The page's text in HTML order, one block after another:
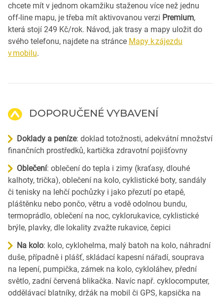
chcete mít v jednom okamžiku staženou více než jednu
off-line mapu, je třeba mít aktivovanou verzi Premium,
která stojí 249 Kč/rok. Návod, jak trasy a mapy uložit do
svého telefonu, najdete na stránce Mapy k zájezdu
v mobilu.
DOPORUČENÉ VYBAVENÍ
Doklady a peníze: doklad totožnosti, adekvátní množství
finančních prostředků, kartička zdravotní pojišťovny
Oblečení: oblečení do tepla i zimy (kraťasy, dlouhé
kalhoty, trička), oblečení na kolo, cyklistické boty, sandály
či tenisky na lehčí pochůzky i jako přezutí po etapě,
pláštěnku nebo pončo, větru a vodě odolnou bundu,
termoprádlo, oblečení na noc, cyklorukavice, cyklistické
brýle, plavky, dle lokality zvažte rukavice, čepici
Na kolo: kolo, cyklohelma, malý batoh na kolo, náhradní
duše, případně i plášť, skládací kapesní nářadí, souprava
na lepení, pumpička, zámek na kolo, cykloláhev, přední
světlo, zadní červená blikačka. Navíc např. cyklocomputer,
oddělávací blatníky, držák na mobil či GPS, kapsička na